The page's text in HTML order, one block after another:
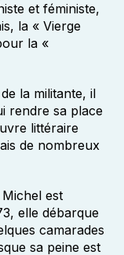
et féministe,
la « Vierge
la «
la militante, il
rendre sa place
littéraire
de nombreux
est
elle débarque
camarades
sa peine est